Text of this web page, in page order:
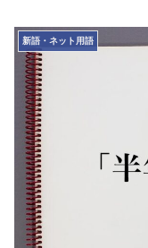
新語・ネット用語